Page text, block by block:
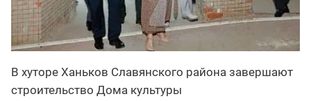
В хуторе Ханьков Славянского района завершают
строительство Дома культуры